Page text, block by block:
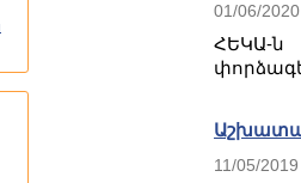
01/06/2020
ՀԵԿԱ-ն
11/05/2019